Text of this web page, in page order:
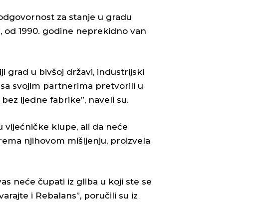
za stanje u gradu
od 1990. godine neprekidno van
grad u bivšoj državi, industrijski
svojim partnerima pretvorili u
ijedne fabrike”, naveli su.
vijećničke klupe, ali da neće
njihovom mišljenju, proizvela
neće čupati iz gliba u koji ste se
i Rebalans”, poručili su iz